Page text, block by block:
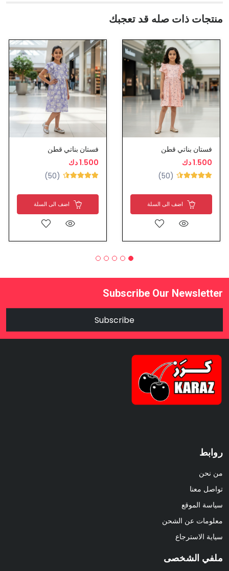
منتجات ذات صله قد تعجبك
فستان بناتي قطن
1.500 دك
(50)
اضف الى السلة
فستان بناتي قطن
1.500 دك
(50)
اضف الى السلة
Subscribe Our Newsletter
Subscribe
روابط
من نحن
تواصل معنا
سياسة الموقع
معلومات عن الشحن
سياية الاسترجاع
ملفي الشخصى